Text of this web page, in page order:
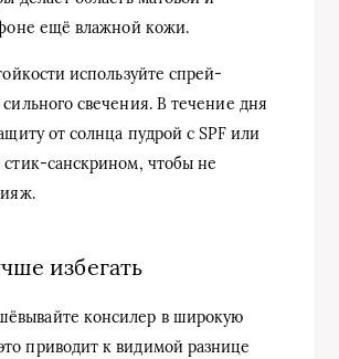
ещё влажной кожи.
используйте спрей-
свечения. В течение дня
от солнца пудрой с SPF или
санскрином, чтобы не
избегать
консилер в широкую
приводит к видимой разнице